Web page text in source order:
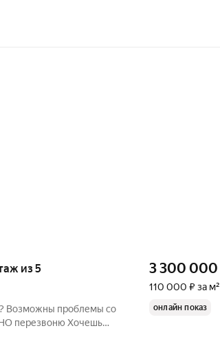
из 5
Возможны проблемы со
перезвоню Хочешь
3 300 000
110 000 ₽ за м²
онлайн показ